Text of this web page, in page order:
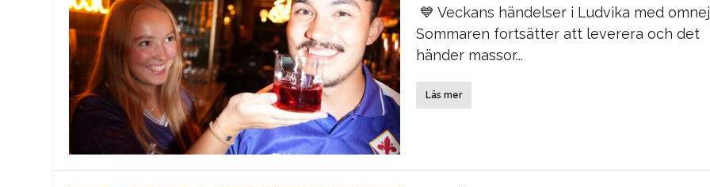
💙 Veckans händelser i Ludvika med
Sommaren fortsätter att leverera och det
händer massor...
Läs mer